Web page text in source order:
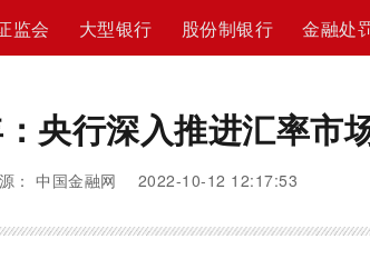
监会 大型银行 股份制银行 金融处
央行深入推进汇率市
： 中国金融网 2022-10-12 12:17:53